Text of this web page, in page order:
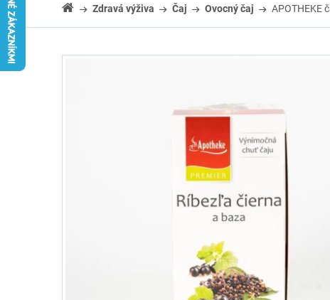
Zdravá výživa Čaj Ovocný čaj APOTHEKE